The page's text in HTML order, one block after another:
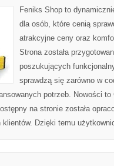
Feniks Shop to
dla osób, które cenią
atrakcyjne ceny oraz
Strona została
poszukujących
sprawdzą się zarówno w
potrzeb. Nowości
na stronie została
klientów. Dzięki temu